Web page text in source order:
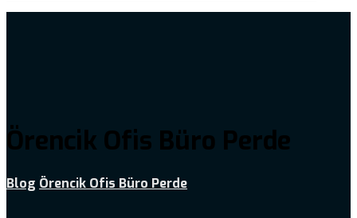
Örencik Ofis Büro Perde
Blog Örencik Ofis Büro Perde